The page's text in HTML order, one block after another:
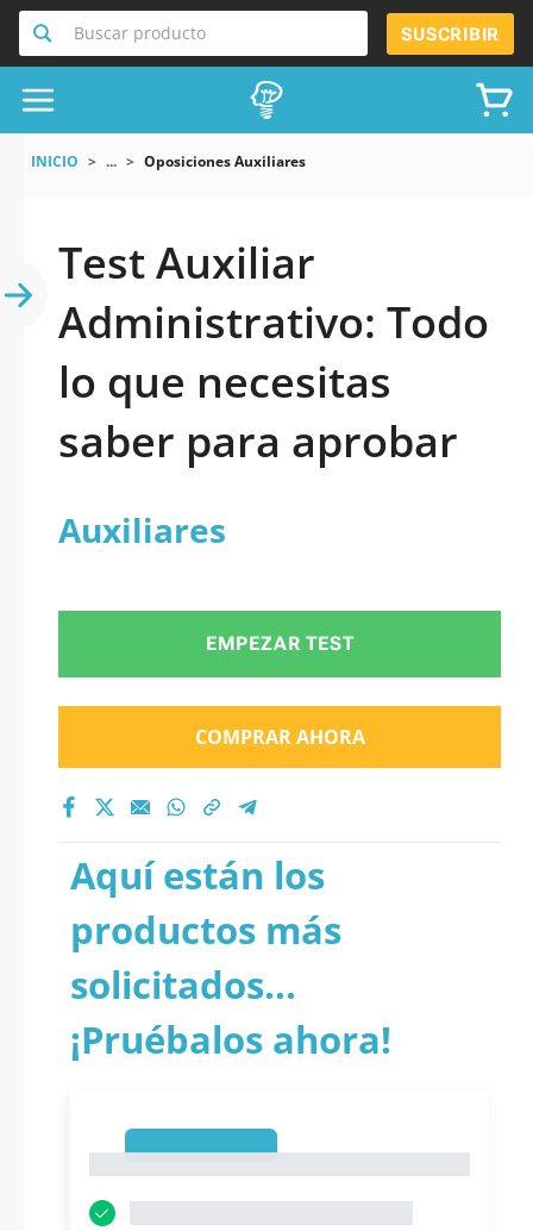
Buscar producto SUSCRIBIR
INICIO ... Oposiciones Auxiliares
Test Auxiliar
Administrativo: Todo
lo que necesitas
saber para aprobar
Auxiliares
EMPEZAR TEST
COMPRAR AHORA
Aquí están los
productos más
solicitados...
¡Pruébalos ahora!